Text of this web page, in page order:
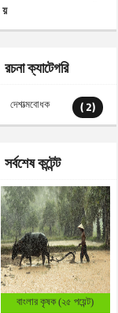
য়
রচনা ক্যাটেগরি
দেশাত্মবোধক ( 2)
সর্বশেষ কন্টেন্ট
বাংলার কৃষক (২৫ পয়েন্ট)